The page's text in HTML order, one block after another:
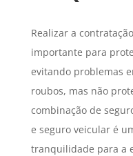
Realizar a
importante para
evitando problemas
roubos, mas não
combinação de
e seguro veicular é
tranquilidade para a